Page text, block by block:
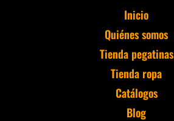
Inicio
Quiénes somos
Tienda pegatinas
Tienda ropa
Catálogos
Blog